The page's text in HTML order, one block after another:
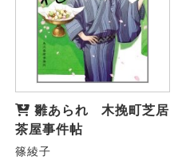
雛あられ 木挽町芝居
茶屋事件帖
篠綾子